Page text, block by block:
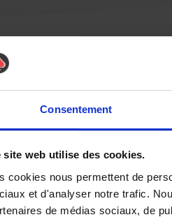
Consentement
site web utilise des cookies.
cookies nous permettent de
et d'analyser notre trafic.
de médias sociaux, de